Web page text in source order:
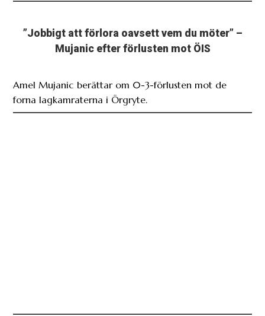
”Jobbigt att förlora oavsett vem du möter” –
Mujanic efter förlusten mot ÖIS
Amel Mujanic berättar om 0-3-förlusten mot de
forna lagkamraterna i Örgryte.